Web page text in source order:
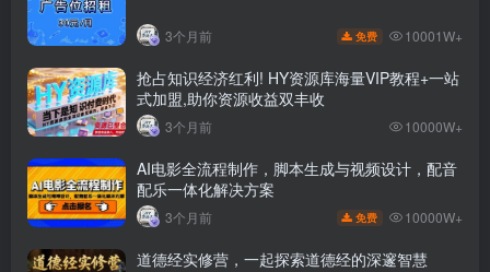
3个月前 免费 10001W+
抢占知识经济红利! HY资源库海量VIP教程+一站
式加盟,助你资源收益双丰收
3个月前 10000W+
AI电影全流程制作，脚本生成与视频设计，配音
配乐一体化解决方案
3个月前 免费 10000W+
道德经实修营，一起探索道德经的深邃智慧